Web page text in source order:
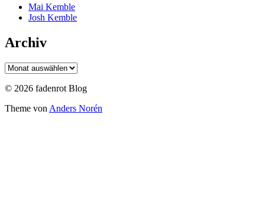
Mai Kemble
Josh Kemble
Archiv
Archiv
© 2026 fadenrot Blog
Theme von Anders Norén